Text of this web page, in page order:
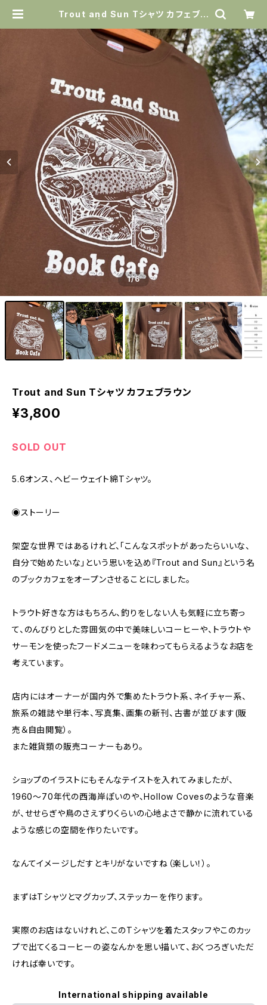
Trout and Sun Tシャツ カフェブラ
1/6
Trout and Sun Tシャツ カフェブラウン
¥3,800
SOLD OUT
5.6オンス、ヘビーウェイト綿Tシャツ。
◉ストーリー
架空な世界ではあるけれど、「こんなスポットがあったらいいな、
自分で始めたいな」という思いを込め『Trout and Sun』という名
のブックカフェをオープンさせることにしました。
トラウト好きな方はもちろん、釣りをしない人も気軽に立ち寄っ
て、のんびりとした雰囲気の中で美味しいコーヒーや、トラウトや
サーモンを使ったフードメニューを味わってもらえるようなお店を
考えています。
店内にはオーナーが国内外で集めたトラウト系、ネイチャー系、
旅系の雑誌や単行本、写真集、画集の新刊、古書が並びます(販
売＆自由閲覧）。
また雑貨類の販売コーナーもあり。
ショップのイラストにもそんなテイストを入れてみましたが、
1960〜70年代の西海岸ぽいのや、Hollow Covesのような音楽
が、せせらぎや鳥のさえずりくらいの心地よさで静かに流れている
ような感じの空間を作りたいです。
なんてイメージしだすとキリがないですね（楽しい！）。
まずはTシャツとマグカップ、ステッカーを作ります。
実際のお店はないけれど、このTシャツを着たスタッフやこのカッ
プで出てくるコーヒーの姿なんかを思い描いて、おくつろぎいただ
ければ幸いです。
International shipping available